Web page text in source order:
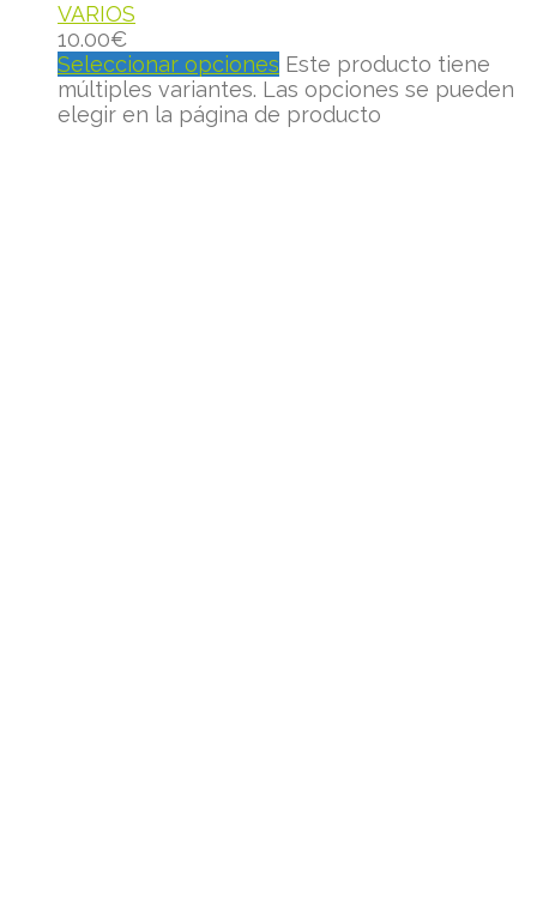
VARIOS
10.00€
Seleccionar opciones Este producto tiene
múltiples variantes. Las opciones se pueden
elegir en la página de producto